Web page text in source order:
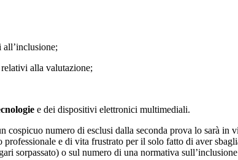
alla valutazione;
e dei dispositivi elettronici multimediali.
numero di esclusi dalla seconda prova lo sarà in
e di vita frustrato per il solo fatto di aver
sorpassato) o sul numero di una normativa